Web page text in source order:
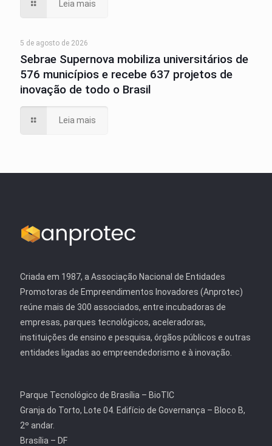
Leia mais
5 de agosto de 2026
Sebrae Supernova mobiliza universitários de
576 municípios e recebe 637 projetos de
inovação de todo o Brasil
Leia mais
Criada em 1987, a Associação Nacional de Entidades
Promotoras de Empreendimentos Inovadores (Anprotec)
reúne mais de 300 associados, entre incubadoras de
empresas, parques tecnológicos, aceleradoras,
instituições de ensino e pesquisa, órgãos públicos e outras
entidades ligadas ao empreendedorismo e à inovação.
Parque Tecnológico de Brasília – BioTIC
Granja do Torto, Lote 04. Edifício de Governança – Bloco B,
2º andar.
Brasília – DF